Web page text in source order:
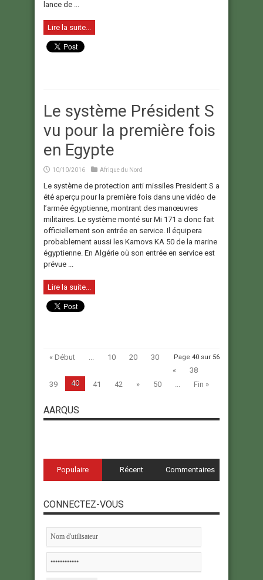
lance de ...
Lire la suite...
Le système Président S
vu pour la première fois
en Egypte
10/10/2016 Afrique du Nord
Le système de protection anti missiles President S a
été aperçu pour la première fois dans une vidéo de
l’armée égyptienne, montrant des manœuvres
militaires. Le système monté sur Mi 171 a donc fait
officiellement son entrée en service. Il équipera
probablement aussi les Kamovs KA 50 de la marine
égyptienne. En Algérie où son entrée en service est
prévue ...
Lire la suite...
Page 40 sur 56
« Début ... 10 20
30
«
38
39
40 41 42 » 50 ... Fin »
AARQUS
Populaire Récent Commentaires
CONNECTEZ-VOUS